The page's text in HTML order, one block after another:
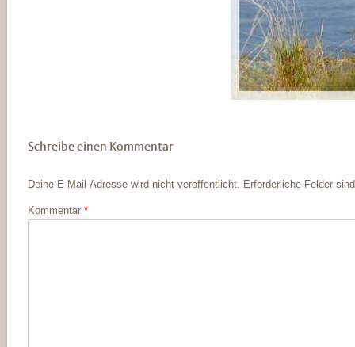
Schreibe einen Kommentar
Deine E-Mail-Adresse wird nicht veröffentlicht. Erforderliche Felder
Kommentar *